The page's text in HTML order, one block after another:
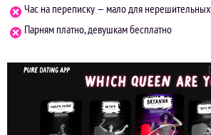
Час на переписку — мало для нерешительных
Парням платно, девушкам бесплатно